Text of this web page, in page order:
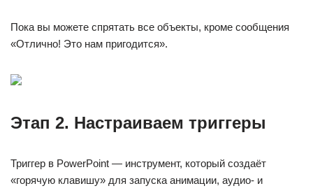
Пока вы можете спрятать все объекты, кроме сообщения
«Отлично! Это нам пригодится».
Этап 2. Настраиваем триггеры
Триггер в PowerPoint — инструмент, который создаёт
«горячую клавишу» для запуска анимации, аудио- и